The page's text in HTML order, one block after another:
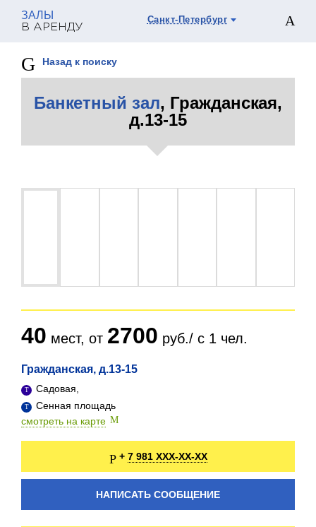
ЗАЛЫ
В АРЕНДУ
Санкт-Петербург
Назад к поиску
Банкетный зал, Гражданская,
д.13-15
Гражданская, д.13-15
Садовая,
Сенная площадь
смотреть на карте
40 мест, от 2700 руб./ с 1 чел.
+ 7 981 XXX-XX-XX
НАПИСАТЬ СООБЩЕНИЕ